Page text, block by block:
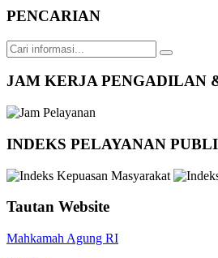
PENCARIAN
JAM KERJA PENGADILAN
INDEKS PELAYANAN
Tautan Website
Mahkamah Agung RI